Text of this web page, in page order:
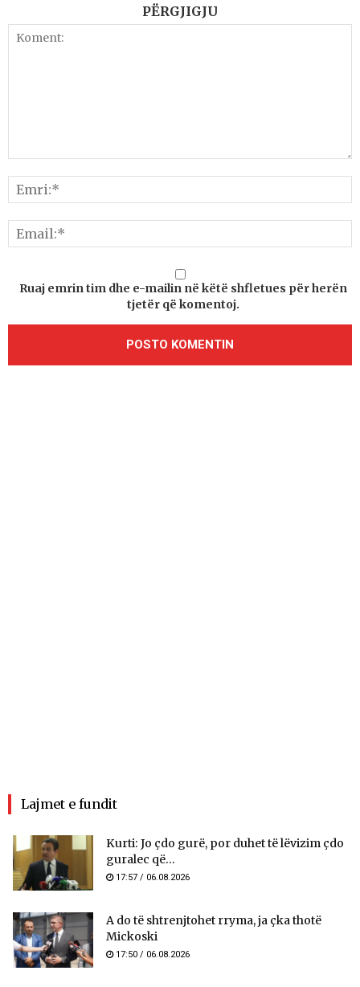
PËRGJIGJU
Ruaj emrin tim dhe e-mailin në këtë shfletues për herën
tjetër që komentoj.
Lajmet e fundit
Kurti: Jo çdo gurë, por duhet të lëvizim çdo
guralec që...
17:57 / 06.08.2026
A do të shtrenjtohet rryma, ja çka thotë
Mickoski
17:50 / 06.08.2026